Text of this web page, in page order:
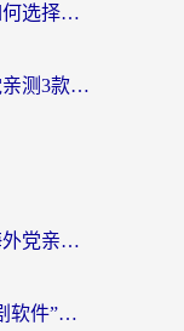
迅游和银河好用吗？海外用户如何选择回国加速器实现无缝访问国内资源
穿梭和奇游手游好用吗？海外党亲测3款回国加速器，附蜜蜂加速器七天试用攻略
国外可以看央视影音吗知乎？海外党亲测有效的回国加速方案
海外党必看：选对“海外看电视剧软件”，再也不用愁国内剧刷不了